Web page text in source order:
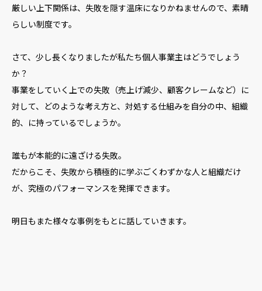
厳しい上下関係は、失敗を隠す温床になりかねませんので、素晴
らしい制度です。
さて、少し長くなりましたが私たち個人事業主はどうでしょう
か？
事業をしていく上での失敗（売上げ減少、顧客クレームなど）に
対して、どのような考え方と、対処する仕組みを自分の中、組織
的、に持っているでしょうか。
誰もが本能的に遠ざける失敗。
だからこそ、失敗から積極的に学ぶごくわずかな人と組織だけ
が、究極のパフォーマンスを発揮できます。
明日もまた様々な事例をもとに話していきます。